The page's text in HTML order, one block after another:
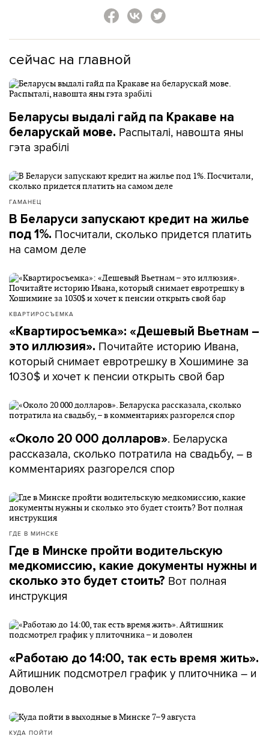
сейчас на главной
Беларусы выдалі гайд па Кракаве на
беларускай мове. Распыталі, навошта яны
гэта зрабілі
ГАМАНЕЦ
В Беларуси запускают кредит на жилье
под 1%. Посчитали, сколько придется платить
на самом деле
КВАРТИРОСЪЕМКА
«Квартиросъемка»: «Дешевый Вьетнам –
это иллюзия». Почитайте историю Ивана,
который снимает евротрешку в Хошимине за
1030$ и хочет к пенсии открыть свой бар
«Около 20 000 долларов». Беларуска
рассказала, сколько потратила на свадьбу, – в
комментариях разгорелся спор
ГДЕ В МИНСКЕ
Где в Минске пройти водительскую
медкомиссию, какие документы нужны и
сколько это будет стоить? Вот полная
инструкция
«Работаю до 14:00, так есть время жить».
Айтишник подсмотрел график у плиточника – и
доволен
КУДА ПОЙТИ